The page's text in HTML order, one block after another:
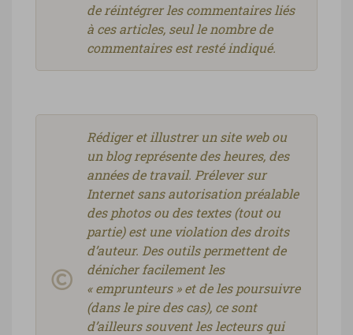
de réintégrer les commentaires liés
à ces articles, seul le nombre de
commentaires est resté indiqué.
Rédiger et illustrer un site web ou
un blog représente des heures, des
années de travail. Prélever sur
Internet sans autorisation préalable
des photos ou des textes (tout ou
partie) est une violation des droits
d’auteur. Des outils permettent de
dénicher facilement les
« emprunteurs » et de les poursuivre
(dans le pire des cas), ce sont
d’ailleurs souvent les lecteurs qui